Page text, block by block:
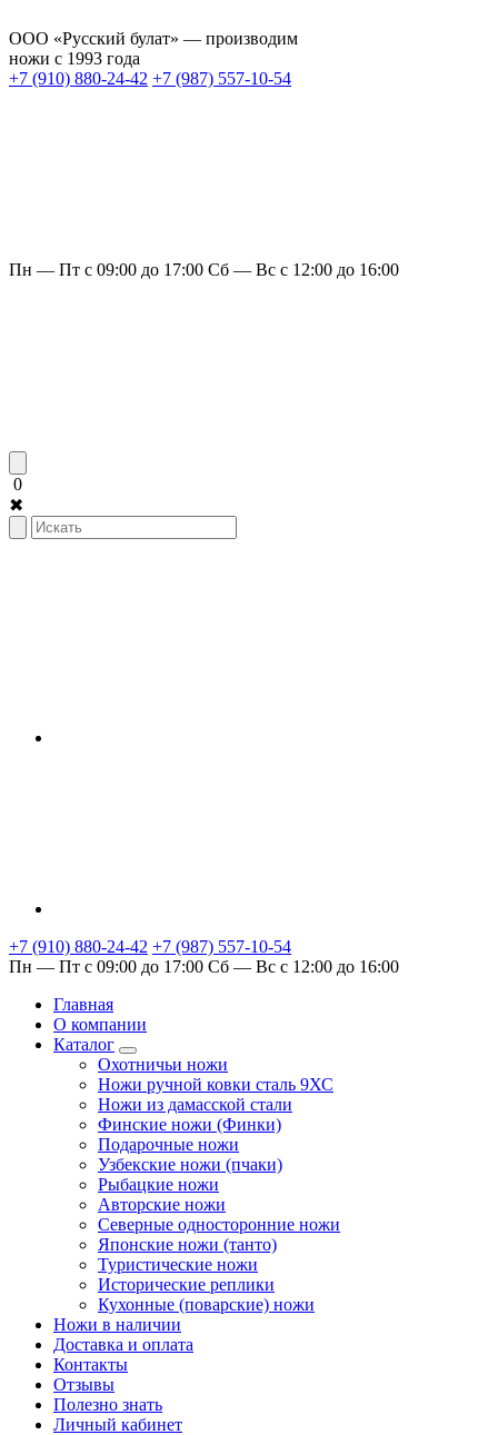
ООО «Русский булат» — производим
ножи с 1993 года
+7 (910) 880-24-42 +7 (987) 557-10-54
Пн — Пт с 09:00 до 17:00 Сб — Вс с 12:00 до 16:00
0
✖
+7 (910) 880-24-42 +7 (987) 557-10-54
Пн — Пт с 09:00 до 17:00 Сб — Вс с 12:00 до 16:00
Главная
О компании
Каталог
Охотничьи ножи
Ножи ручной ковки сталь 9ХС
Ножи из дамасской стали
Финские ножи (Финки)
Подарочные ножи
Узбекские ножи (пчаки)
Рыбацкие ножи
Авторские ножи
Северные односторонние ножи
Японские ножи (танто)
Туристические ножи
Исторические реплики
Кухонные (поварские) ножи
Ножи в наличии
Доставка и оплата
Контакты
Отзывы
Полезно знать
Личный кабинет